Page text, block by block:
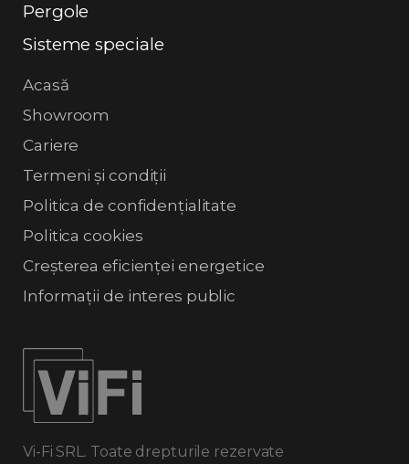
Pergole
Sisteme speciale
Acasă
Showroom
Cariere
Termeni și condiții
Politica de confidențialitate
Politica cookies
Creșterea eficienței energetice
Informații de interes public
Vi-Fi SRL. Toate drepturile rezervate